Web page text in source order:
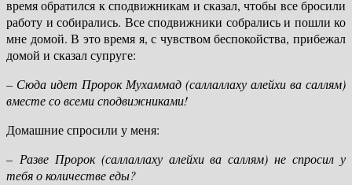
время обратился к сподвижникам и сказал, чтобы все бросили
работу и собирались. Все сподвижники собрались и пошли ко
мне домой. В это время я, с чувством беспокойства, прибежал
домой и сказал супруге:
– Сюда идет Пророк Мухаммад (саллаллаху алейхи ва саллям)
вместе со всеми сподвижниками!
Домашние спросили у меня:
– Разве Пророк (саллаллаху алейхи ва саллям) не спросил у
тебя о количестве еды?